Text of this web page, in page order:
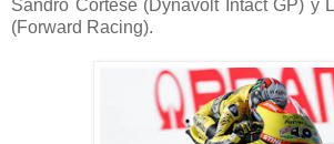
Sandro Cortese (Dynavolt Intact GP) y
(Forward Racing).